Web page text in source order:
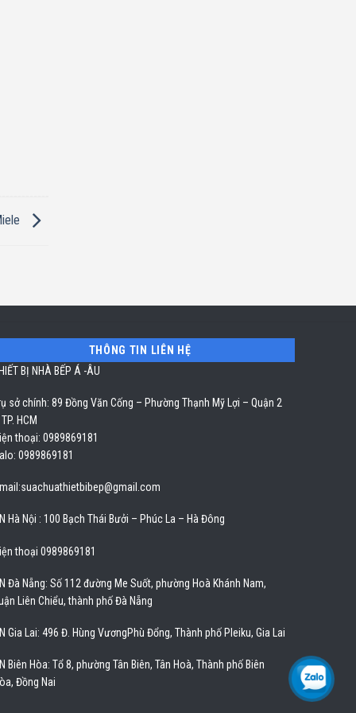
THÔNG TIN LIÊN HỆ
BỊ NHÀ BẾP Á -ÂU
sở chính: 89 Đồng Văn Cống – Phường Thạnh Mỹ Lợi – Quận 2
HCM
thoại: 0989869181
0989869181
suachuathietbibep@gmail.com
Hà Nội : 100 Bạch Thái Bưởi – Phúc La – Hà Đông
thoại 0989869181
Đà Nẵng: Số 112 đường Me Suốt, phường Hoà Khánh Nam,
Liên Chiểu, thành phố Đà Nẵng
Gia Lai: 496 Đ. Hùng VươngPhù Đổng, Thành phố Pleiku, Gia Lai
Biên Hòa: Tổ 8, phường Tân Biên, Tân Hoà, Thành phố Biên
Đồng Nai